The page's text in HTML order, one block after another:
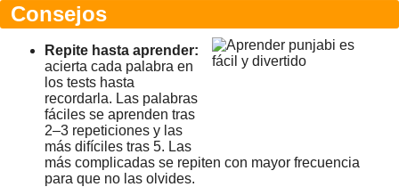
Consejos
Repite hasta aprender:
acierta cada palabra en
los tests hasta
recordarla. Las palabras
fáciles se aprenden tras
2–3 repeticiones y las
más difíciles tras 5. Las
más complicadas se repiten con mayor frecuencia
para que no las olvides.